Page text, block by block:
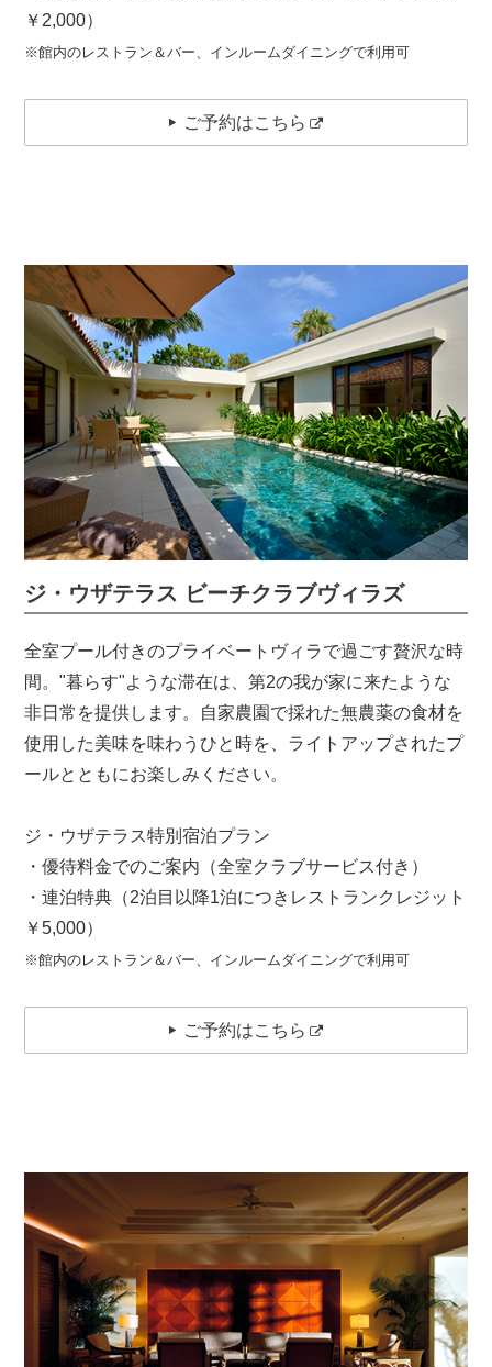
￥2,000）
※館内のレストラン＆バー、インルームダイニングで利用可
ご予約はこちら
ジ・ウザテラス ビーチクラブヴィラズ
全室プール付きのプライベートヴィラで過ごす贅沢な時
間。"暮らす"ような滞在は、第2の我が家に来たような
非日常を提供します。自家農園で採れた無農薬の食材を
使用した美味を味わうひと時を、ライトアップされたプ
ールとともにお楽しみください。
ジ・ウザテラス特別宿泊プラン
・優待料金でのご案内（全室クラブサービス付き）
・連泊特典（2泊目以降1泊につきレストランクレジット
￥5,000）
※館内のレストラン＆バー、インルームダイニングで利用可
ご予約はこちら